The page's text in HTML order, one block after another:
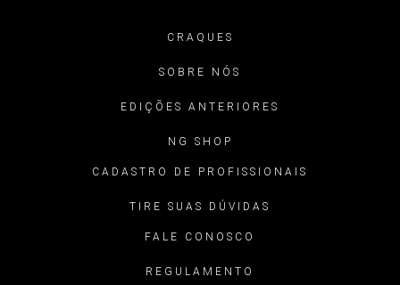
CRAQUES
SOBRE NÓS
EDIÇÕES ANTERIORES
NG SHOP
CADASTRO DE PROFISSIONAIS
TIRE SUAS DÚVIDAS
FALE CONOSCO
REGULAMENTO